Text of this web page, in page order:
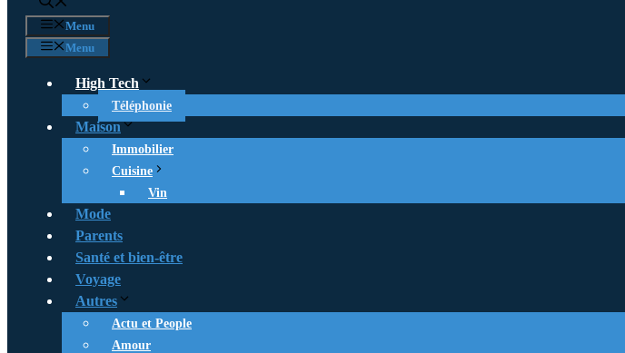
Menu
Menu
High Tech
Téléphonie
Maison
Immobilier
Cuisine
Vin
Mode
Parents
Santé et bien-être
Voyage
Autres
Actu et People
Amour